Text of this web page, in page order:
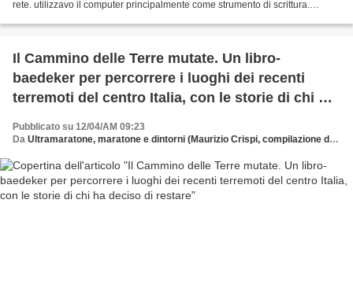
rete. utilizzavo il computer principalmente come strumento di scrittura.
Il Cammino delle Terre mutate. Un libro-
baedeker per percorrere i luoghi dei recenti
terremoti del centro Italia, con le storie di chi ha
Pubblicato su 12/04/AM 09:23
Da Ultramaratone, maratone e dintorni (Maurizio Crispi, compilazione da fonti web)